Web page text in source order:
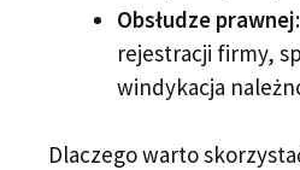
Obsłudze prawnej:
rejestracji firmy,
windykacja
Dlaczego warto